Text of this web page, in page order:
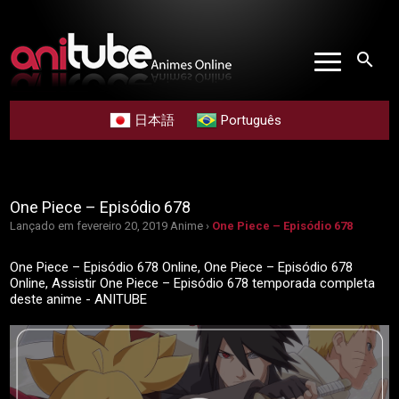
search
日本語 Português
One Piece – Episódio 678
Lançado em fevereiro 20, 2019 Anime › One Piece – Episódio 678
One Piece – Episódio 678 Online, One Piece – Episódio 678
Online, Assistir One Piece – Episódio 678 temporada completa
deste anime - ANITUBE